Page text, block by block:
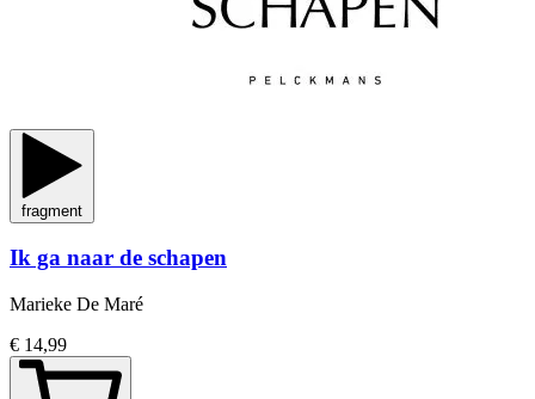
fragment
Ik ga naar de schapen
Marieke De Maré
€ 14,99